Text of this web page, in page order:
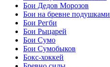
Бои Дедов Морозов
Бои на бревне подушками
Бои Регби
Бои Рыцарей
Бои Сумо
Бои Сумобыков
Бокс-хоккей